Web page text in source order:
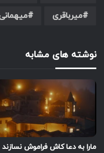
میرباقری
نوشته های مشابه
مارا به دعا کاش فراموش نسازند